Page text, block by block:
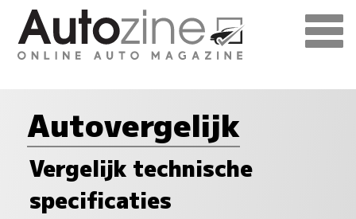
Autovergelijk
Vergelijk technische
specificaties